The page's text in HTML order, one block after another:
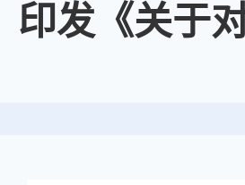
印发《关于